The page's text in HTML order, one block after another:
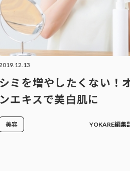
シミを増やしたくない！
ンエキスで美白肌に
美容 YOKARE編集